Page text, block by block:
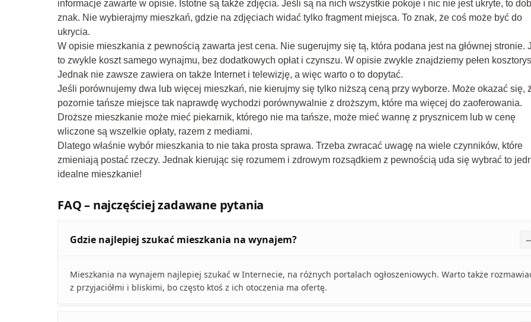
informacje zawarte w opisie. Istotne są także zdjęcia. Jeśli są na nich wszystkie pokoje i nic nie jest ukryte, to
znak. Nie wybierajmy mieszkań, gdzie na zdjęciach widać tylko fragment miejsca. To znak, że coś może być do
ukrycia.
W opisie mieszkania z pewnością zawarta jest cena. Nie sugerujmy się tą, która podana jest na głównej stronie.
to zwykle koszt samego wynajmu, bez dodatkowych opłat i czynszu. W opisie zwykle znajdziemy pełen
Jednak nie zawsze zawiera on także Internet i telewizję, a więc warto o to dopytać.
Jeśli porównujemy dwa lub więcej mieszkań, nie kierujmy się tylko niższą ceną przy wyborze. Może okazać się,
pozornie tańsze miejsce tak naprawdę wychodzi porównywalnie z droższym, które ma więcej do zaoferowania.
Droższe mieszkanie może mieć piekarnik, którego nie ma tańsze, może mieć wannę z prysznicem lub w cenę
wliczone są wszelkie opłaty, razem z mediami.
Dlatego właśnie wybór mieszkania to nie taka prosta sprawa. Trzeba zwracać uwagę na wiele czynników, które
zmieniają postać rzeczy. Jednak kierując się rozumem i zdrowym rozsądkiem z pewnością uda się wybrać to
idealne mieszkanie!
FAQ – najczęściej zadawane pytania
Gdzie najlepiej szukać mieszkania na wynajem?
Mieszkania na wynajem najlepiej szukać w Internecie, na różnych portalach ogłoszeniowych. Warto także
z przyjaciółmi i bliskimi, bo często ktoś z ich otoczenia ma ofertę.